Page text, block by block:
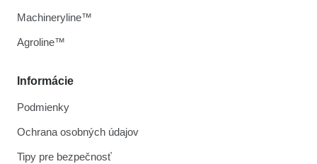
Informácie
Podmienky
Ochrana osobných údajov
Tipy pre bezpečnosť
Machineryline™
Agroline™